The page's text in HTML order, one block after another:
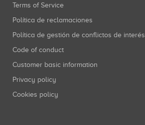
Terms of Service
Política de reclamaciones
Política de gestión de conflictos de interés
Code of conduct
Customer basic information
Privacy policy
Cookies policy